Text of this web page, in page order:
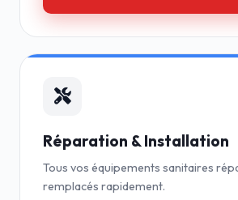
Réparation & Installation
Tous vos équipements sanitaires
remplacés rapidement.